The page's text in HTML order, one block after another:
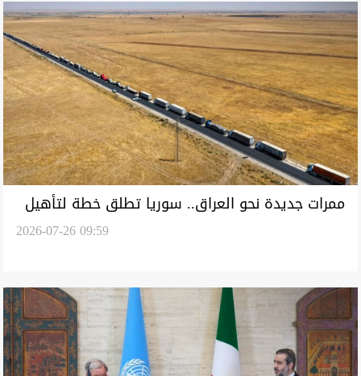
ممرات جديدة نحو العراق.. سوريا تطلق خطة لتأهيل
2026-07-26 09:59